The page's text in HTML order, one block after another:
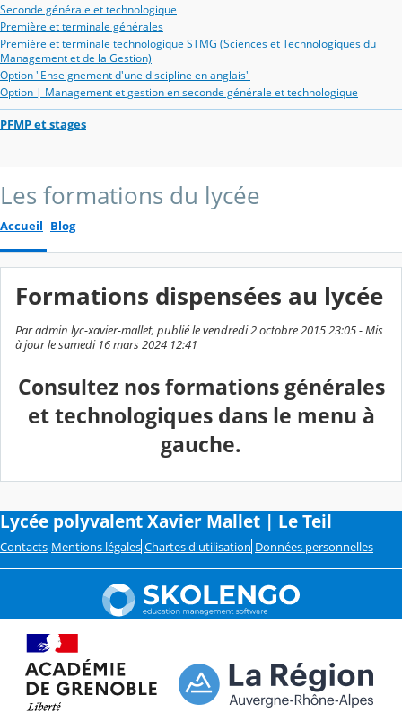
Seconde générale et technologique
Première et terminale générales
Première et terminale technologique STMG (Sciences et Technologiques du
Management et de la Gestion)
Option "Enseignement d'une discipline en anglais"
Option | Management et gestion en seconde générale et technologique
PFMP et stages
Les formations du lycée
Accueil Blog
Formations dispensées au lycée
Par admin lyc-xavier-mallet, publié le vendredi 2 octobre 2015 23:05 - Mis
à jour le samedi 16 mars 2024 12:41
Consultez nos formations générales
et technologiques dans le menu à
gauche.
Lycée polyvalent Xavier Mallet | Le Teil
Contacts Mentions légales Chartes d'utilisation Données personnelles